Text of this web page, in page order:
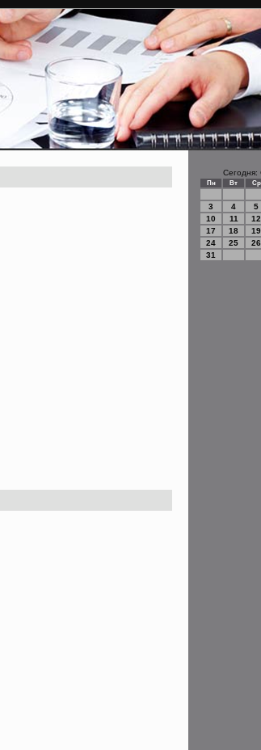
Сегодня:
Пн Вт Ср
3
4 5
10
11 12
17
18 19
24
25 26
31